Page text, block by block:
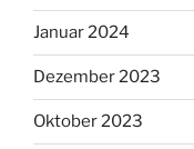
Januar 2024
Dezember 2023
Oktober 2023